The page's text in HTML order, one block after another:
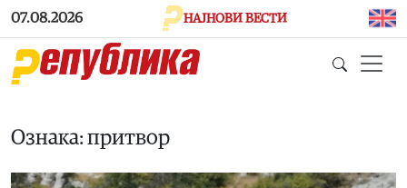
Skip to main content
07.08.2026 НАЈНОВИ ВЕСТИ
Ознака: притвор